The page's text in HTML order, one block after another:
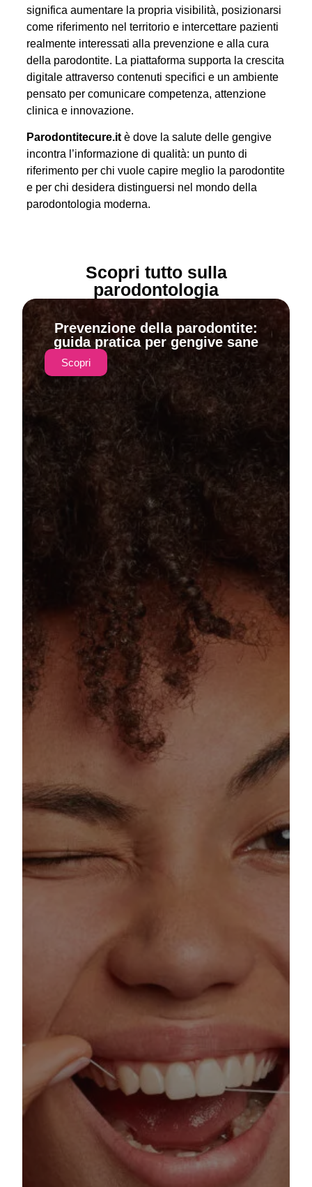
significa aumentare la propria visibilità, posizionarsi
come riferimento nel territorio e intercettare pazienti
realmente interessati alla prevenzione e alla cura
della parodontite. La piattaforma supporta la crescita
digitale attraverso contenuti specifici e un ambiente
pensato per comunicare competenza, attenzione
clinica e innovazione.
Parodontitecure.it è dove la salute delle gengive
incontra l’informazione di qualità: un punto di
riferimento per chi vuole capire meglio la parodontite
e per chi desidera distinguersi nel mondo della
parodontologia moderna.
Scopri tutto sulla
parodontologia
Prevenzione della parodontite:
guida pratica per gengive sane
Scopri